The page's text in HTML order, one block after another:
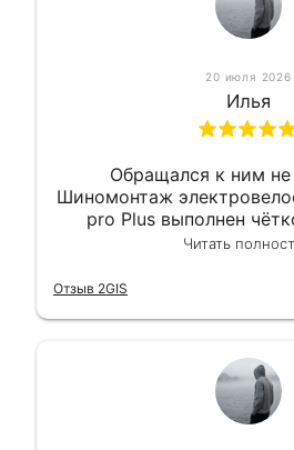
20 июля 2026
Илья
Обращался к ним не
Шиномонтаж
pro Plus выполнен
квалифицированно.
Читать
Отзыв 2GIS